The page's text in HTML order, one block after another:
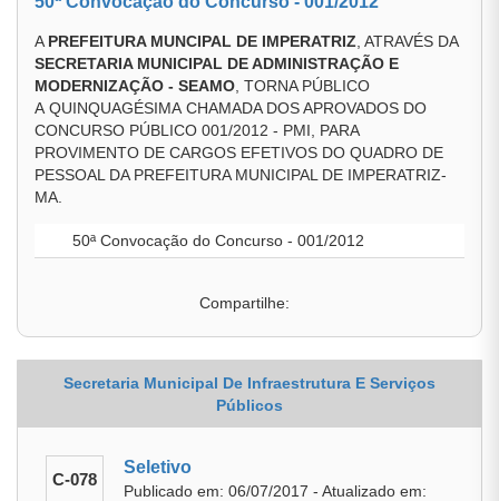
A PREFEITURA MUNCIPAL DE IMPERATRIZ , ATRAVÉS DA
SECRETARIA MUNICIPAL DE ADMINISTRAÇÃO E
MODERNIZAÇÃO - SEAMO , TORNA PÚBLICO
A QUINQUAGÉSIMA CHAMADA DOS APROVADOS DO
CONCURSO PÚBLICO 001/2012 - PMI, PARA
PROVIMENTO DE CARGOS EFETIVOS DO QUADRO DE
PESSOAL DA PREFEITURA MUNICIPAL DE IMPERATRIZ-
MA.
50ª Convocação do Concurso - 001/2012
Compartilhe:
Secretaria Municipal De Infraestrutura E Serviços
Públicos
C-078
Seletivo
Publicado em: 06/07/2017 - Atualizado em: